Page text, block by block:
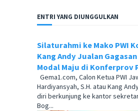
ENTRI YANG DIUNGGULKAN
Silaturahmi ke Mako PWI
Kang Andy Jualan
Modal Maju di Konferprov
Gema1.com, Calon Ketua PWI
Hardiyansyah, S.H. atau Kang
diri berkunjung ke kantor
Bog...